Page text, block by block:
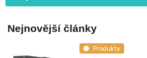
Nejnovější články
Produkty